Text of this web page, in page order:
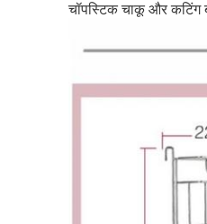
चॉपस्टिक चाकू और कटिंग